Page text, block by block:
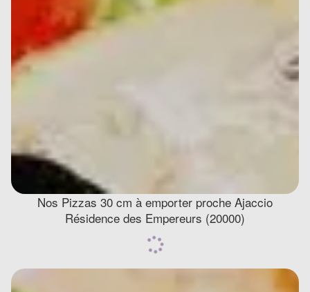
Nos Pizzas 30 cm à emporter proche Ajaccio
Résidence des Empereurs (20000)